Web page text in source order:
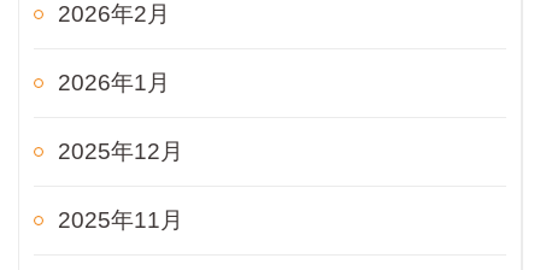
2026年2月
2026年1月
2025年12月
2025年11月